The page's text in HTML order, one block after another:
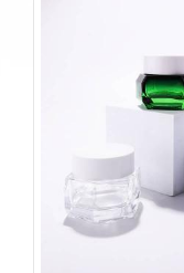
Crema
Crema